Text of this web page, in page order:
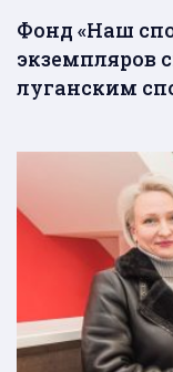
Фонд «Наш
экземпляров
луганским